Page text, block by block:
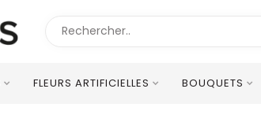
FLEURS ARTIFICIELLES BOUQUETS